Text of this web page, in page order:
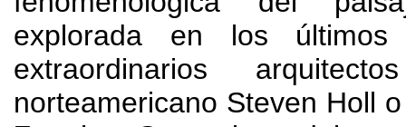
explorada en los últimos
extraordinarios
norteamericano Steven Holl